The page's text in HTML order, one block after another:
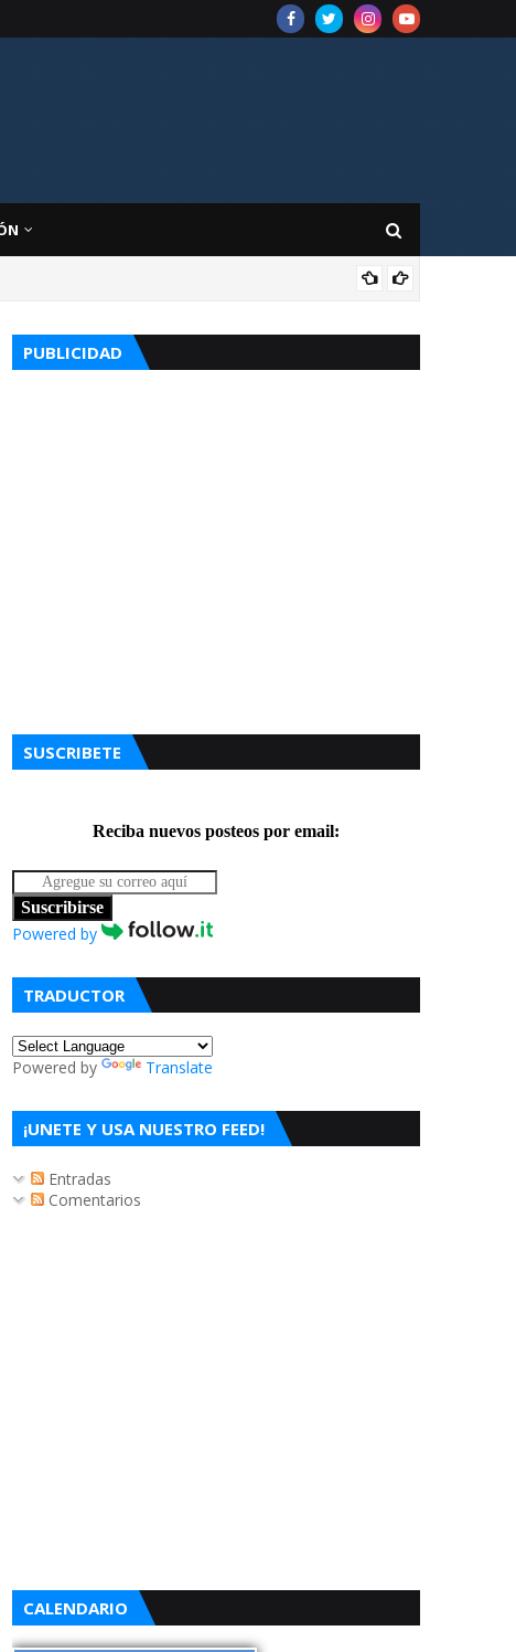
PUBLICIDAD
SUSCRIBETE
Reciba nuevos posteos por email:
Suscribirse
Powered by
TRADUCTOR
Powered by Translate
¡UNETE Y USA NUESTRO FEED!
Entradas
Comentarios
CALENDARIO